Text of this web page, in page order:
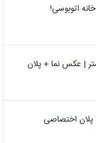
پلان اختصاصی